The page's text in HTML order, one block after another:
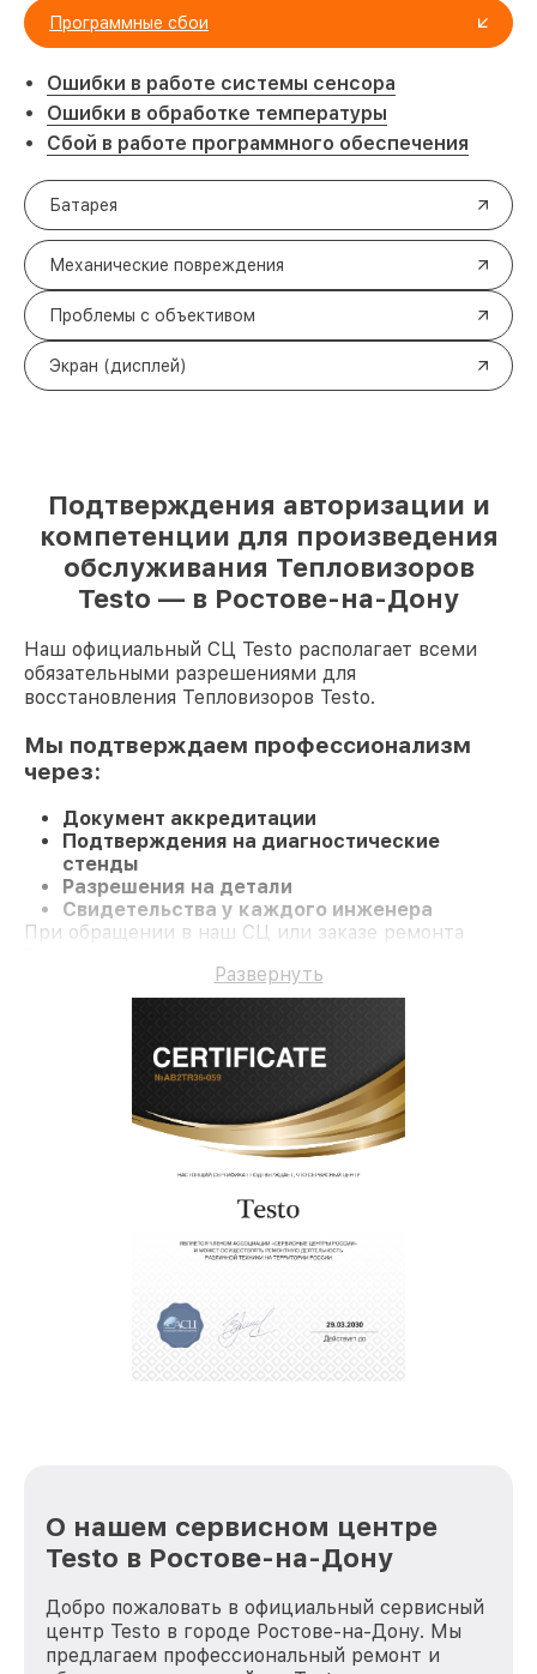
Программные сбои
Ошибки в работе системы сенсора
Ошибки в обработке температуры
Сбой в работе программного обеспечения
Батарея
Механические повреждения
Проблемы с объективом
Экран (дисплей)
Подтверждения авторизации и
компетенции для произведения
обслуживания Тепловизоров
Testo — в Ростове-на-Дону
Наш официальный СЦ Testo располагает всеми
обязательными разрешениями для
восстановления Тепловизоров Testo.
Мы подтверждаем профессионализм
через:
Документ аккредитации
Подтверждения на диагностические
стенды
Разрешения на детали
Свидетельства у каждого инженера
При обращении в наш СЦ или заказе ремонта
обслуживание и долгосрочную гарантию на
ремонт и детали.
Развернуть
О нашем сервисном центре
Testo в Ростове-на-Дону
Добро пожаловать в официальный сервисный
центр Testo в городе Ростове-на-Дону. Мы
предлагаем профессиональный ремонт и